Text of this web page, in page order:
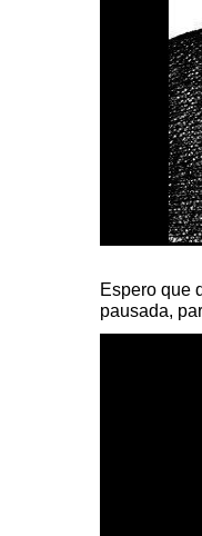
Espero que
pausada,